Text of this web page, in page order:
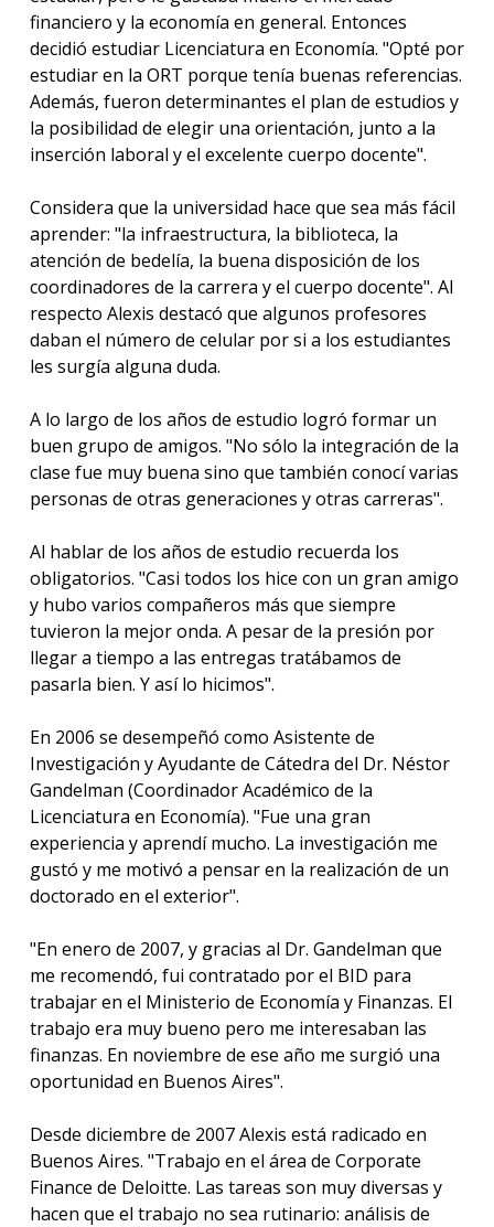
financiero y la economía en general. Entonces
decidió estudiar Licenciatura en Economía. "Opté por
estudiar en la ORT porque tenía buenas referencias.
Además, fueron determinantes el plan de estudios y
la posibilidad de elegir una orientación, junto a la
inserción laboral y el excelente cuerpo docente".
Considera que la universidad hace que sea más fácil
aprender: "la infraestructura, la biblioteca, la
atención de bedelía, la buena disposición de los
coordinadores de la carrera y el cuerpo docente". Al
respecto Alexis destacó que algunos profesores
daban el número de celular por si a los estudiantes
les surgía alguna duda.
A lo largo de los años de estudio logró formar un
buen grupo de amigos. "No sólo la integración de la
clase fue muy buena sino que también conocí varias
personas de otras generaciones y otras carreras".
Al hablar de los años de estudio recuerda los
obligatorios. "Casi todos los hice con un gran amigo
y hubo varios compañeros más que siempre
tuvieron la mejor onda. A pesar de la presión por
llegar a tiempo a las entregas tratábamos de
pasarla bien. Y así lo hicimos".
En 2006 se desempeñó como Asistente de
Investigación y Ayudante de Cátedra del Dr. Néstor
Gandelman (Coordinador Académico de la
Licenciatura en Economía). "Fue una gran
experiencia y aprendí mucho. La investigación me
gustó y me motivó a pensar en la realización de un
doctorado en el exterior".
"En enero de 2007, y gracias al Dr. Gandelman que
me recomendó, fui contratado por el BID para
trabajar en el Ministerio de Economía y Finanzas. El
trabajo era muy bueno pero me interesaban las
finanzas. En noviembre de ese año me surgió una
oportunidad en Buenos Aires".
Desde diciembre de 2007 Alexis está radicado en
Buenos Aires. "Trabajo en el área de Corporate
Finance de Deloitte. Las tareas son muy diversas y
hacen que el trabajo no sea rutinario: análisis de